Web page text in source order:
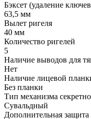
Бэксет (удаление
63,5 мм
Вылет ригеля
40 мм
Количество ригелей
5
Наличие выводов для
Нет
Наличие лицевой
Без планки
Тип механизма
Сувальдный
Дополнительная защита